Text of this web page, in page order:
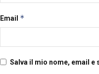
Email *
Salva il mio nome, email